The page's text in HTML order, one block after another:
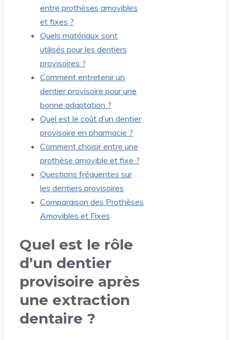
entre prothèses amovibles
et fixes ?
Quels matériaux sont
utilisés pour les dentiers
provisoires ?
Comment entretenir un
dentier provisoire pour une
bonne adaptation ?
Quel est le coût d’un dentier
provisoire en pharmacie ?
Comment choisir entre une
prothèse amovible et fixe ?
Questions fréquentes sur
les dentiers provisoires
Comparaison des Prothèses
Amovibles et Fixes
Quel est le rôle
d’un dentier
provisoire après
une extraction
dentaire ?